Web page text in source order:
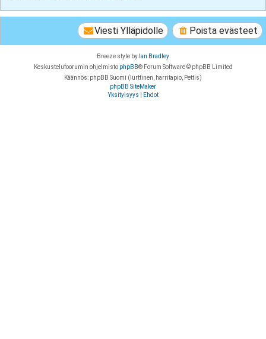
Poista evästeet
Viesti Ylläpidolle
Breeze style by Ian Bradley
Keskustelufoorumin ohjelmisto phpBB® Forum Software © phpBB Limited
Käännös: phpBB Suomi (lurttinen, harritapio, Pettis)
phpBB SiteMaker
Yksityisyys
Ehdot